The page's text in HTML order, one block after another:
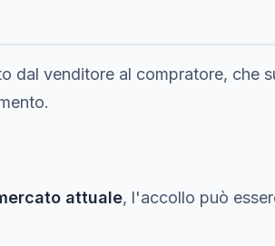
dal venditore al compratore, che
attuale, l'accollo può